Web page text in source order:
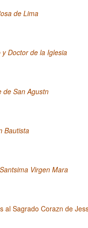
de Lima
Doctor de la Iglesia
de San Agustn
Bautista
Virgen Mara
al Sagrado Corazn de